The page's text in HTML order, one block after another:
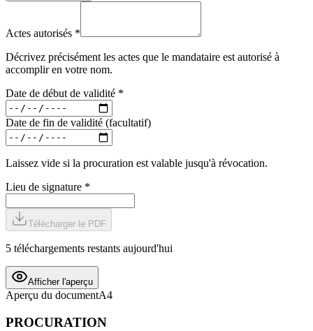
Actes autorisés *
Décrivez précisément les actes que le mandataire est autorisé à
accomplir en votre nom.
Date de début de validité *
Date de fin de validité (facultatif)
Laissez vide si la procuration est valable jusqu'à révocation.
Lieu de signature *
Télécharger le PDF
5 téléchargements restants aujourd'hui
Afficher l'aperçu
Aperçu du documentA4
PROCURATION